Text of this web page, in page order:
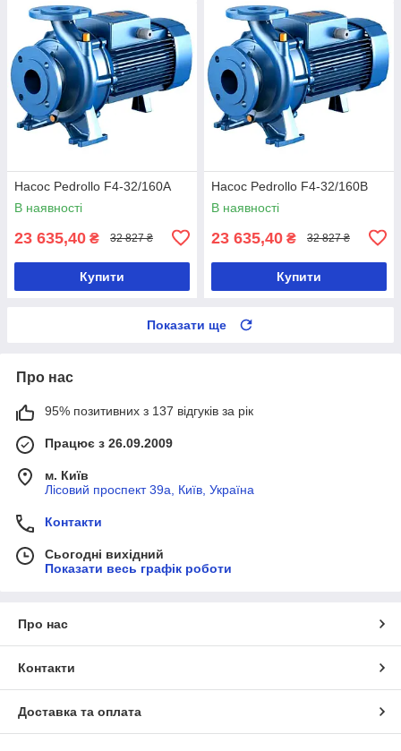
Насос Pedrollo F4-32/160A
В наявності
23 635,40 ₴ 32 827 ₴
Купити
Насос Pedrollo F4-32/160B
В наявності
23 635,40 ₴ 32 827 ₴
Купити
Показати ще
Про нас
95% позитивних з 137 відгуків за рік
Працює з 26.09.2009
м. Київ
Лісовий проспект 39а, Київ, Україна
Контакти
Сьогодні вихідний
Показати весь графік роботи
Про нас
Контакти
Доставка та оплата